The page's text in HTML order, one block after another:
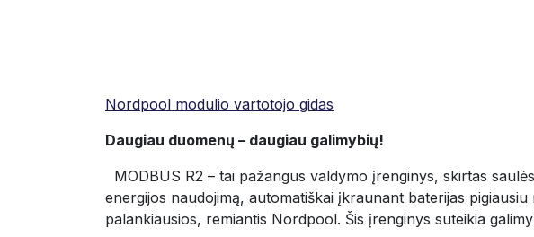
Nordpool modulio vartotojo gidas
Daugiau duomenų – daugiau galimybių!
​MODBUS R2 – tai pažangus valdymo įrenginys, skirtas
energijos naudojimą, automatiškai įkraunant baterijas
palankiausios, remiantis Nordpool. Šis įrenginys suteikia